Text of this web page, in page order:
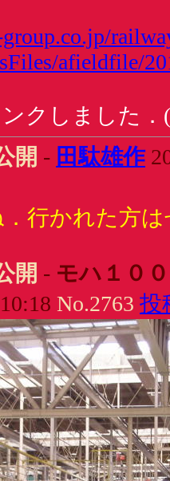
afieldfile/
クしました．
開 - 田駄雄作
行かれた方
開 - モハ１０
No.2763 投